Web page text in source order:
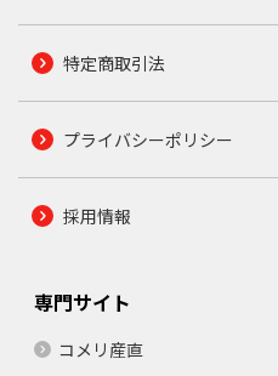
特定商取引法
プライバシーポリシー
採用情報
専門サイト
コメリ産直